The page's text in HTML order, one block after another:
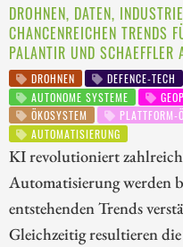
DROHNEN, DATEN,
CHANCENREICHEN TRENDS
PALANTIR UND SCHAEFFLER
DROHNEN DEFENCE-TECH
AUTONOME SYSTEME
ÖKOSYSTEM
PLATTFORM-
AUTOMATISIERUNG
KI revolutioniert
Automatisierung werden
entstehenden Trends
Gleichzeitig resultieren